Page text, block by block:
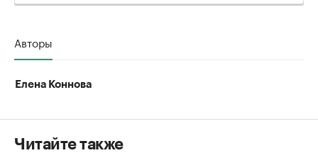
Авторы
Елена Коннова
Читайте также